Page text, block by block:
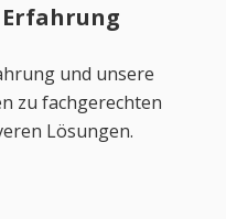
und unsere
zu fachgerechten
Lösungen.